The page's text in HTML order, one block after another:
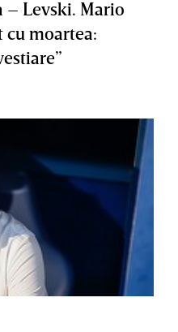
– Levski. Mario
cu moartea: